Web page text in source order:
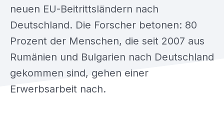
neuen EU-Beitrittsländern nach
Deutschland. Die Forscher betonen: 80
Prozent der Menschen, die seit 2007 aus
Rumänien und Bulgarien nach Deutschland
gekommen sind, gehen einer
Erwerbsarbeit nach.